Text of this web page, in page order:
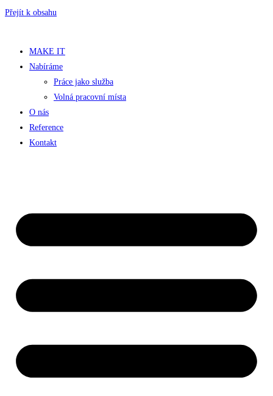
Přejít k obsahu
MAKE IT
Nabíráme
Práce jako služba
Volná pracovní místa
O nás
Reference
Kontakt